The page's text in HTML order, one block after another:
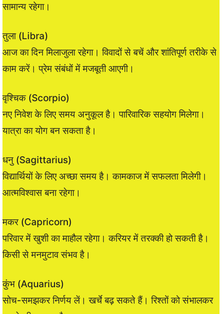
सामान्य रहेगा।
तुला (Libra)
आज का दिन मिलाजुला रहेगा। विवादों से बचें और शांतिपूर्ण तरीके से
काम करें। प्रेम संबंधों में मजबूती आएगी।
वृश्चिक (Scorpio)
नए निवेश के लिए समय अनुकूल है। पारिवारिक सहयोग मिलेगा।
यात्रा का योग बन सकता है।
धनु (Sagittarius)
विद्यार्थियों के लिए अच्छा समय है। कामकाज में सफलता मिलेगी।
आत्मविश्वास बना रहेगा।
मकर (Capricorn)
परिवार में खुशी का माहौल रहेगा। करियर में तरक्की हो सकती है।
किसी से मनमुटाव संभव है।
कुंभ (Aquarius)
सोच-समझकर निर्णय लें। खर्चे बढ़ सकते हैं। रिश्तों को संभालकर